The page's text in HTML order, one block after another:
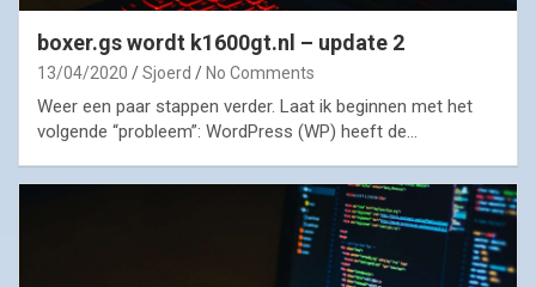
boxer.gs wordt k1600gt.nl – update 2
13/04/2020 Sjoerd No Comments
Weer een paar stappen verder. Laat ik beginnen met het
volgende “probleem”: WordPress (WP) heeft de…